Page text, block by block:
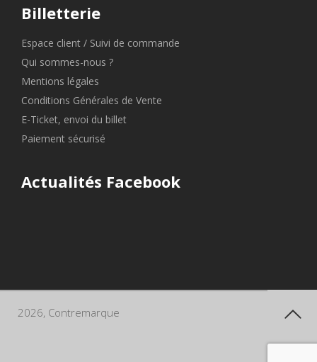
Billetterie
Espace client / Suivi de commande
Qui sommes-nous ?
Mentions légales
Conditions Générales de Vente
E-Ticket, envoi du billet
Paiement sécurisé
Actualités Facebook
2026, Contremarque